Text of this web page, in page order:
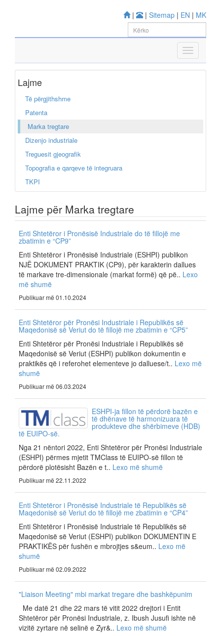
| | Sitemap | EN | MK
Lajme
Të përgjithshme
Patenta
Marka tregtare
Dizenjo industriale
Treguesit gjeografik
Topografia e qarqeve të integruara
TKPI
Lajme për Marka tregtare
Enti Shtetëror i Pronësisë Industriale do të fillojë me
zbatimin e “CP9”
Enti Shtetëror i Pronësisë Industriale (ESHPI) publikon
NJË DOKUMENT PRAKTIK (CP9), për karakterin dallues
të markave tre-dimensionale (markat formë) që pë.. Lexo
më shumë
Publikuar më 01.10.2024
Enti Shtetëror për Pronësi Industriale i Republikës së
Maqedonisë së Veriut do të fillojë me zbatimin e “CP5”
Enti Shtetëror për Pronësi Industriale i Republikës së
Maqedonisë së Veriut (ESHPI) publikon dokumentin e
praktikës që i referohet elementeve jo dalluese/t.. Lexo më
shumë
Publikuar më 06.03.2024
ESHPI-ja fillon të përdorë bazën e
të dhënave të harmonizuara të
produkteve dhe shërbimeve (HDB)
të EUIPO-së.
Nga 21 nëntori 2022, Enti Shtetëror për Pronësi Industriale
(ESHPI) përmes mjetit TMClass të EUIPO-së fillon të
përdorë plotësisht Bazën e t.. Lexo më shumë
Publikuar më 22.11.2022
Enti Shtetëror i Pronësisë Industriale të Republikës së
Maqedonisë së Veriut do të fillojë me zbatimin e “CP4”
Enti Shtetëror i Pronësisë Industriale të Republikës së
Maqedonisë së Veriut (ESHPI) publikon DOKUMENTIN E
PRAKTIKËS për fushën e mbrojtjes s&eum.. Lexo më
shumë
Publikuar më 02.09.2022
"Liaison Meeting" mbi markat tregare dhe bashkëpunim
Me datë 21 dhe 22 mars të vitit 2022 drejtori i Entit
Shtetëror për Pronësi Industriale, z. Ibush Jusufi ishte në
vizitë zyrtare në selinë e Zyr&.. Lexo më shumë